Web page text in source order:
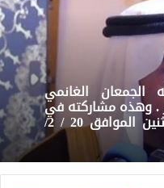
الجمعان الغانمي
. وهذه مشاركته في
افتتاح سوق رغدان يوم الاثنين الموافق 20 / 2/